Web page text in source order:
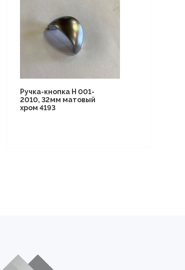
Ручка-кнопка Н 001-
2010, 32мм матовый
хром 4193